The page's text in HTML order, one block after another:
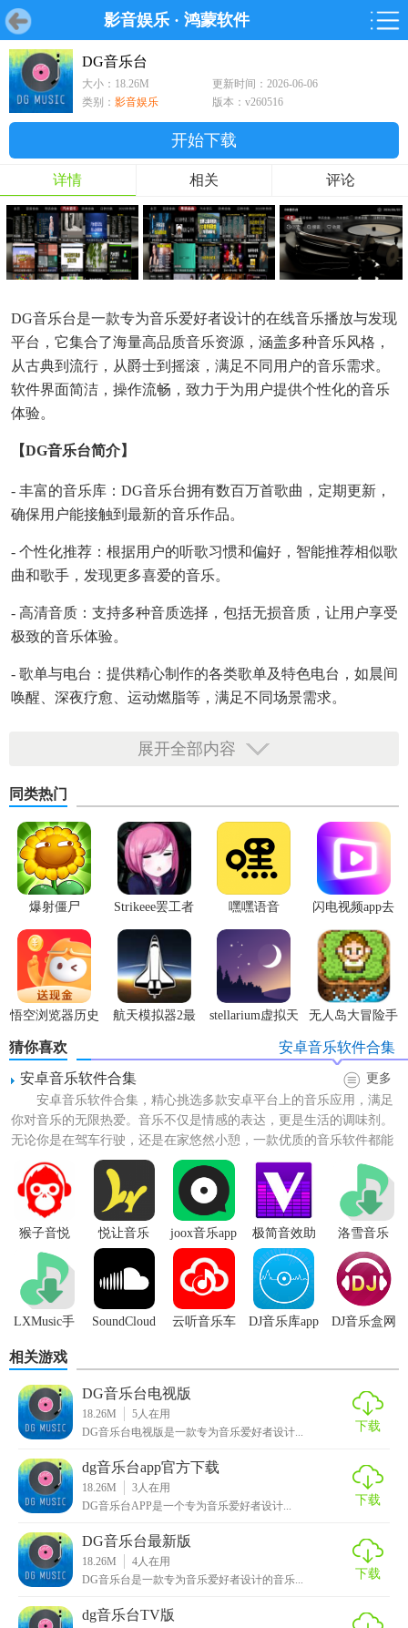
影音娱乐 · 鸿蒙软件
首页 游戏
首页 游戏 软件 鸿蒙
游戏
鸿蒙
软件
DG音乐台
大小：18.26M
更新时间：2026-06-06
类别： 影音娱乐 版本：v260516
开始下载
详情 相关 评论
DG音乐台是一款专为音乐爱好者设计的在线音乐播放与发现
平台，它集合了海量高品质音乐资源，涵盖多种音乐风格，
从古典到流行，从爵士到摇滚，满足不同用户的音乐需求。
软件界面简洁，操作流畅，致力于为用户提供个性化的音乐
体验。
【DG音乐台简介】
- 丰富的音乐库：DG音乐台拥有数百万首歌曲，定期更新，
确保用户能接触到最新的音乐作品。
- 个性化推荐：根据用户的听歌习惯和偏好，智能推荐相似歌
曲和歌手，发现更多喜爱的音乐。
- 高清音质：支持多种音质选择，包括无损音质，让用户享受
极致的音乐体验。
- 歌单与电台：提供精心制作的各类歌单及特色电台，如晨间
唤醒、深夜疗愈、运动燃脂等，满足不同场景需求。
音乐，与志同道合的朋友交流。
【DG音乐台技巧】
1. 快速搜索：通过关键词快速找到想要听的歌曲或歌手。
2. 创建歌单：用户可以自由创建个人歌单，收集喜爱的歌
曲，随时回顾。
3. 睡眠定时：设置播放时间，让音乐在指定时间自动停止，
适合睡前使用。
【DG音乐台内容】
1. 海量曲库：涵盖全球范围内的热门及冷门音乐作品。
2. 高清MV播放：部分歌曲支持高清MV观看，增加视觉享
受。
3. 歌词同步：实时显示歌词，边听边学唱。
【DG音乐台玩法】
1. 探索发现：利用推荐算法和搜索功能探索新音乐。
2. 创建电台：根据个人喜好创建个性化电台，持续播放喜爱
的歌曲。
歌”、“音乐猜谜”，赢取奖励。
4. 社交互动：在评论区与歌手、粉丝互动，分享音乐故事和
感受。
展开全部内容
同类热门
爆射僵尸 Strikeee罢工者 嘿嘿语音
闪电视频app去
广告版
悟空浏览器历史
版本
航天模拟器2最
stellarium虚拟天
无人岛大冒险手
猜你喜欢
安卓音乐软件合集
安卓音乐软件合集
更多
安卓音乐软件合集，精心挑选多款安卓平台上的音乐应用，满足
你对音乐的无限热爱。音乐不仅是情感的表达，更是生活的调味剂。
无论你是在驾车行驶，还是在家悠然小憩，一款优质的音乐软件都能
为你的日常增添一抹亮色。...
猴子音悦 悦让音乐 joox音乐app
极简音效助
手app免费版
洛雪音乐
(LXmusic)
LXMusic手
SoundCloud
云听音乐车
DJ音乐库app
DJ音乐盒网
相关游戏
DG音乐台电视版
18.26M 5人在用
DG音乐台电视版是一款专为音乐爱好者设计...
下载
dg音乐台app官方下载
18.26M 3人在用
DG音乐台APP是一个专为音乐爱好者设计...
下载
DG音乐台最新版
18.26M 4人在用
DG音乐台是一款专为音乐爱好者设计的音乐...
下载
dg音乐台TV版